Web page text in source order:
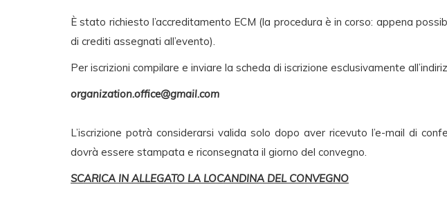
È stato richiesto l’accreditamento ECM (la procedura è in corso: appena
di crediti assegnati all’evento).
Per iscrizioni compilare e inviare la scheda di iscrizione esclusivamente
organization.office@gmail.com
L’iscrizione potrà considerarsi valida solo dopo aver ricevuto l’e-mail di
dovrà essere stampata e riconsegnata il giorno del convegno.
SCARICA IN ALLEGATO LA LOCANDINA DEL CONVEGNO